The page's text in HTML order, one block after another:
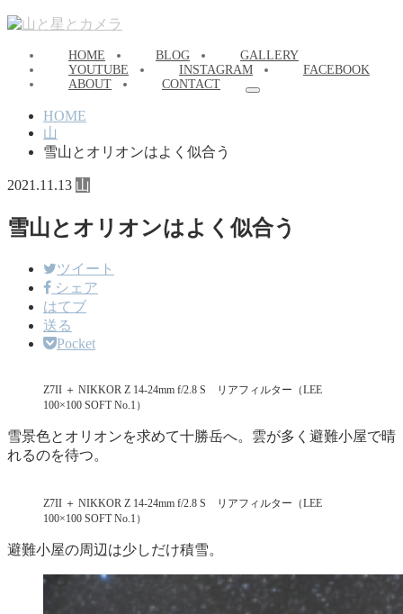
HOME BLOG
GALLERY
YOUTUBE
INSTAGRAM
FACEBOOK
ABOUT
CONTACT
HOME
山
雪山とオリオンはよく似合う
2021.11.13 山
雪山とオリオンはよく似合う
ツイート
シェア
はてブ
送る
Pocket
Z7II ＋ NIKKOR Z 14-24mm f/2.8 S リアフィルター（LEE
100×100 SOFT No.1）
雪景色とオリオンを求めて十勝岳へ。雲が多く避難小屋で晴
れるのを待つ。
Z7II ＋ NIKKOR Z 14-24mm f/2.8 S リアフィルター（LEE
100×100 SOFT No.1）
避難小屋の周辺は少しだけ積雪。